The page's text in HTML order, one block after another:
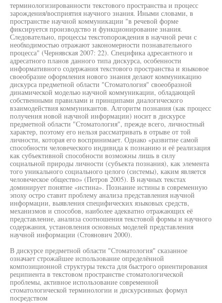
терминологизированности текстового пространства и процесс
зарождения/восприятия научного знания. Иными словами, в
пространстве научной коммуникации "в речевой форме
фиксируется производство и функционирование знания.
Следовательно, процессы текстопорождения в научной речи с
необходимостью отражают закономерности познавательного
процесса" (Чернявская 2007: 22). Специфика адресантного и
адресатного планов данного типа дискурса, особенности
информативного содержания текстового пространства и языковое
своеобразие оформления нового знания делают коммуникацию
дискурса предметной области "Стоматология" своеобразной
динамической моделью научной коммуникации, обладающей
собственными правилами и принципами диалогического
взаимодействия коммуникантов. Алгоритм познания (как процесс
получения новой научной информации) носит в дискурсе
предметной области "Стоматология", прежде всего, личностный
характер, поэтому его нельзя рассматривать в отрыве от той
личности, которая его воспринимает. Однако «развитие самой
способности человеческого индивида к познанию и её реализация
как субъективной способности возможны лишь в силу
социальной природы личности (субъекта познания), как элемента
того уникального социального целого (системы), каким является
человеческое общество» (Петров 2005). В научных текстах
доминирует понятие «истина». Познание истины в современную
эпоху остро ставит проблему анализа представления научной
информации, выявления специфических языковых средств,
механизмов и способов, наиболее адекватно отражающих её
представление, анализа соотношения текстовой формы и научного
содержания, установления основных моделей представления
научной информации (Стоянович 2000).
В дискурсе предметной области "Стоматология" сказанное
означает строжайшее использование определённой
композиционной структуры текста для быстрого ориентирования
реципиента в текстовом пространстве стоматологической
проблемы, активное использование современной
стоматологической терминологии и дискурсивных формул
посредством